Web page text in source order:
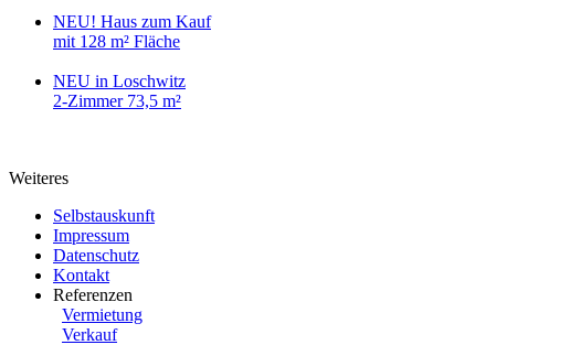
NEU! Haus zum Kauf
mit 128 m² Fläche
NEU in Loschwitz
2-Zimmer 73,5 m²
Weiteres
Selbstauskunft
Impressum
Datenschutz
Kontakt
Referenzen
Vermietung
Verkauf